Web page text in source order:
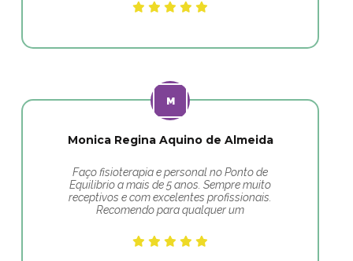
Monica Regina Aquino de Almeida
Faço fisioterapia e personal no Ponto de
Equilibrio a mais de 5 anos. Sempre muito
receptivos e com excelentes profissionais.
Recomendo para qualquer um